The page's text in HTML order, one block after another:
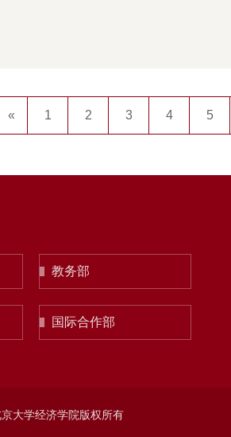
« 1 2 3 4 5
教务部
国际合作部
大学经济学院版权所有